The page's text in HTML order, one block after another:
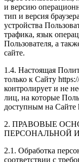
и версию
тип и версия
устройства
трафика, язык
Пользователя, а
сайте.
1.4. Настоящая
только к Сайту
контролирует и не
лиц, на которые
доступным на Сайте
2. ПРАВОВЫЕ
ПЕРСОНАЛЬНОЙ
2.1. Обработка
соответствии с